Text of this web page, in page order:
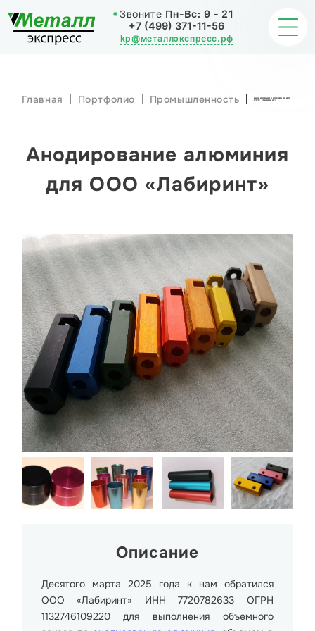
Звоните Пн-Вс: 9 - 21
+7 (499) 371-11-56
kp@металлэкспресс.рф
ОБРАБОТКА МЕТАЛЛА
ИЗДЕЛИЯ
НАШИ РАБОТЫ
О КОМПАНИИ
КОНТАКТЫ
Главная Портфолио Промышленность Анодирование алюминия для
ООО «Лабиринт»
Анодирование алюминия
для ООО «Лабиринт»
Описание
Десятого марта 2025 года к нам обратился
ООО «Лабиринт» ИНН 7720782633 ОГРН
1132746109220 для выполнения объемного